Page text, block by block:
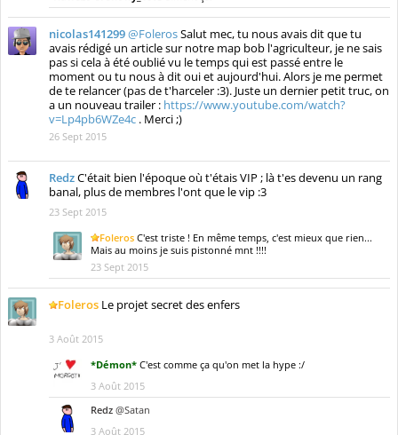
nicolas141299@FolerosSalut mec, tu nous avais dit que tu
avais rédigé un article sur notre map bob l'agriculteur, je ne sais
pas si cela à été oublié vu le temps qui est passé entre le
moment ou tu nous à dit oui et aujourd'hui. Alors je me permet
de te relancer (pas de t'harceler :3). Juste un dernier petit truc, on
a un nouveau trailer : https://www.youtube.com/watch?
v=Lp4pb6WZe4c . Merci ;)
26 Sept 2015
RedzC'était bien l'époque où t'étais VIP ; là t'es devenu un rang
banal, plus de membres l'ont que le vip :3
23 Sept 2015
Foleros C'est triste ! En même temps, c'est mieux que rien...
Mais au moins je suis pistonné mnt !!!!
23 Sept 2015
Foleros Le projet secret des enfers
3 Août 2015
*Démon* C'est comme ça qu'on met la hype :/
3 Août 2015
Redz @Satan
3 Août 2015